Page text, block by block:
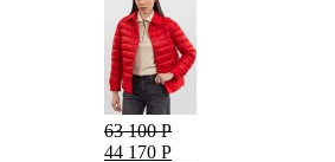
63 100 Р
44 170 Р